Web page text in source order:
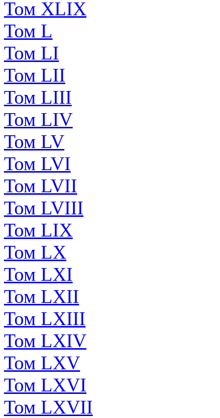
Том XLIX
Том L
Том LI
Том LII
Том LIII
Том LIV
Том LV
Том LVI
Том LVII
Том LVIII
Том LIX
Том LX
Том LXI
Том LXII
Том LXIII
Том LXIV
Том LXV
Том LXVI
Том LXVII